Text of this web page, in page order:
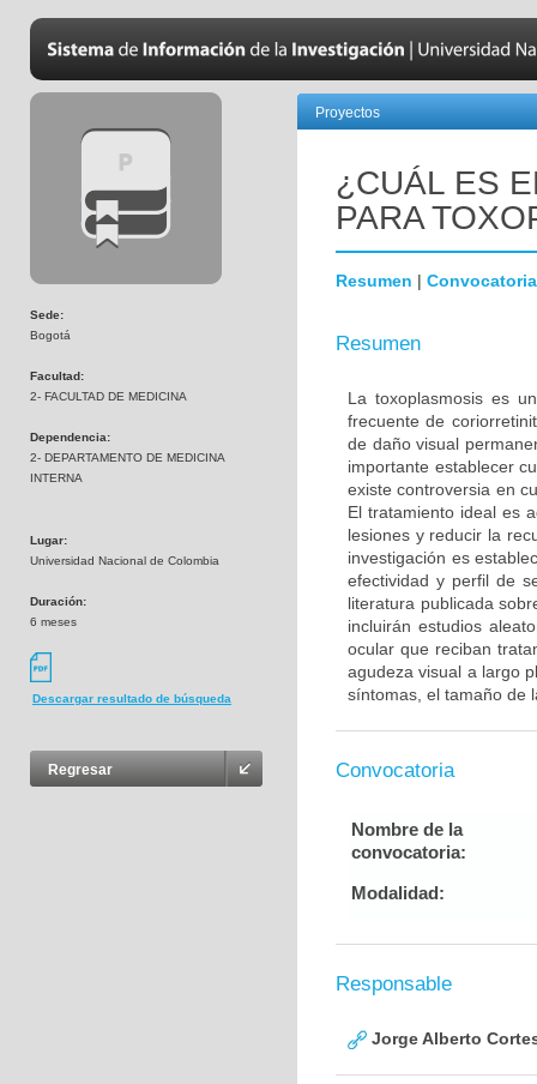
Sede:
Bogotá
Facultad:
2- FACULTAD DE MEDICINA
Dependencia:
2- DEPARTAMENTO DE MEDICINA
INTERNA
Lugar:
Universidad Nacional de Colombia
Duración:
6 meses
Descargar resultado de búsqueda
Regresar
Proyectos
¿CUÁL ES
PARA
Resumen | Convocatoria
Resumen
La toxoplasmosis es
frecuente de
de daño visual
importante establecer
existe controversia en
El tratamiento ideal es
lesiones y reducir la
investigación es
efectividad y perfil de
literatura publicada
incluirán estudios
ocular que reciban
agudeza visual a largo
síntomas, el tamaño de
Convocatoria
Nombre de la
convocatoria:
Modalidad:
Responsable
Jorge Alberto